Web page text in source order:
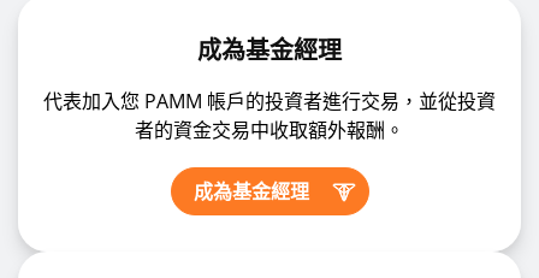
成為基金經理
代表加入您 PAMM 帳戶的投資者進行交易，並從投資
者的資金交易中收取額外報酬。
成為基金經理